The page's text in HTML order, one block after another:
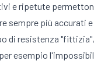
e ripetute
sempre più accurati
di resistenza
esempio